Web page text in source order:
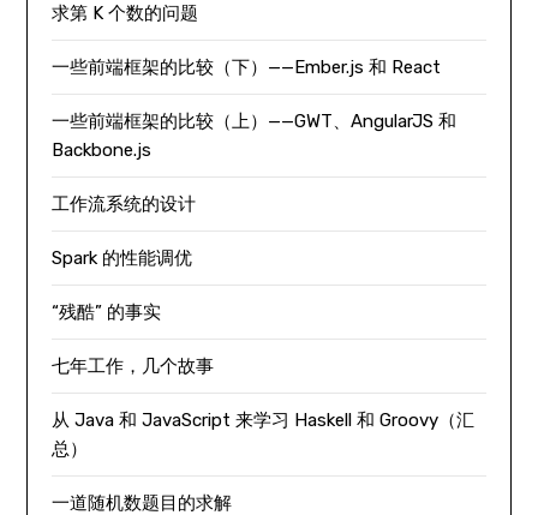
求第 K 个数的问题
一些前端框架的比较（下）——Ember.js 和 React
一些前端框架的比较（上）——GWT、AngularJS 和
Backbone.js
工作流系统的设计
Spark 的性能调优
“残酷” 的事实
七年工作，几个故事
从 Java 和 JavaScript 来学习 Haskell 和 Groovy（汇
总）
一道随机数题目的求解